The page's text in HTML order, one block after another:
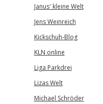
Janus' kleine Welt
Jens Weinreich
Kickschuh-Blog
KLN online
Liga Parkdrei
Lizas Welt
Michael Schröder